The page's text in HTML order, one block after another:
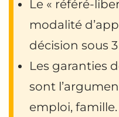
Le « référé-
modalité
décision sous
Les garanties
sont
emploi, famille.